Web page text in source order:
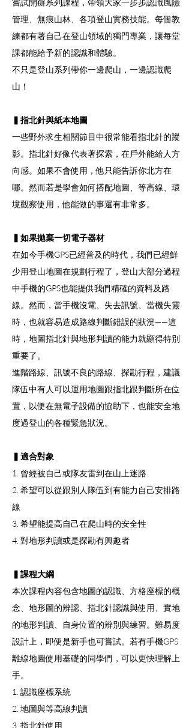
嘗試開辦系列課程，帶領大家一步步認識風險
管理、無痕山林、各項登山實務技能。每個教
練都有著自己在登山領域的獨門專業，讓每堂
課都能給予新的認識和體驗。
不只是登山系列帶你一邊爬山，一邊認識爬
山！
▍指北針與紙本地圖
一些野外求生相關節目中很常能看指北針的蹤
影。指北針好像代表著探索，在戶外能給人方
向感。如果不會使用，他只能告訴你北方在
哪。然而若是學會如何搭配地圖、等高線、環
境觀察使用，他能做的事還有非常多。
▍如果拋棄一切電子器材
在如今手機GPS已經普及的時代，我們已經鮮
少用登山地圖在規劃行程了，登山大部分過程
中手機的GPS也能提供我們精確的資料及路
線。然而，當手機沒電、失去訊號、當機失靈
時，也就容易造成路線判斷錯誤的狀況——這
時，地圖指北針與地形判讀的能力就顯得特別
重要了。
進階路線、訊號不良的路線、探勘行程，建議
隊伍中有人可以運用地圖跟指北跟判斷所在位
置，以便在無電子設備的協助下，也能安全地
度過登山的各種緊急狀況。
▍適合對象
1. 曾經被自己或隊友雷到在山上迷路
2. 希望可以從跟別人隊伍到有能力自己安排路
線
3. 希望能提高自己在爬山時的安全性
4. 對地形判讀或是探勘有興趣者
▍課程大綱
本次課程內容包含地圖的認識、方格座標的概
念、地形圖的辨認、指北針認識與使用、實地
的地形判讀、自身位置的辨別與練習。難易度
設計上，即便是新手也可嘗試。若有手機GPS
離線地圖使用基礎的同學們，可以更快理解上
手。
1. 認識座標系統
2. 地圖與等高線判讀
3. 指北針使用